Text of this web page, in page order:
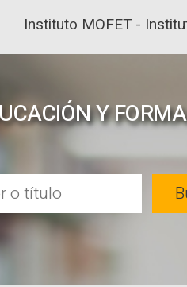
Instituto MOFET -
Y